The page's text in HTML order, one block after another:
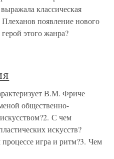
классическая
появление нового
этого жанра?
В.М. Фриче
общественно-
С чем
искусств?
игра и ритм?3. Чем